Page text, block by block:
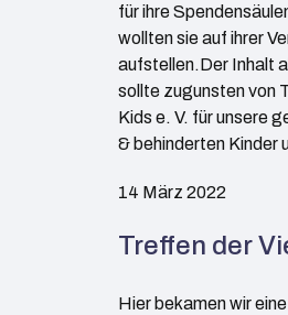
für ihre
wollten sie auf ihrer
aufstellen.Der Inhalt
sollte zugunsten von
Kids e. V. für unsere
& behinderten Kinder
14 März 2022
Treffen der
Hier bekamen wir